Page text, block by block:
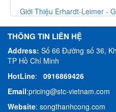
Giới Thiệu Erhardt-Leimer -
THÔNG TIN LIÊN HỆ
Address:Số 66 Đường số 36,
TP Hồ Chí Minh
HotLine: 0916869426
Email:pricing@stc-vietnam.com
Website: songthanhcong.com